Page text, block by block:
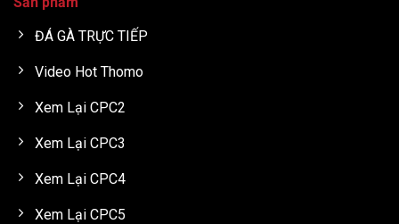
ĐÁ GÀ TRỰC TIẾP
Video Hot Thomo
Xem Lại CPC2
Xem Lại CPC3
Xem Lại CPC4
Xem Lại CPC5